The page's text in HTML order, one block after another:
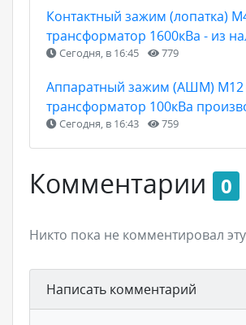
Контактный зажим (лопатка)
трансформатор 1600кВа - из
Сегодня, в 16:45 779
Аппаратный зажим (АШМ) М12
трансформатор 100кВа
Сегодня, в 16:43 759
Комментарии 0
Никто пока не комментировал
Написать комментарий